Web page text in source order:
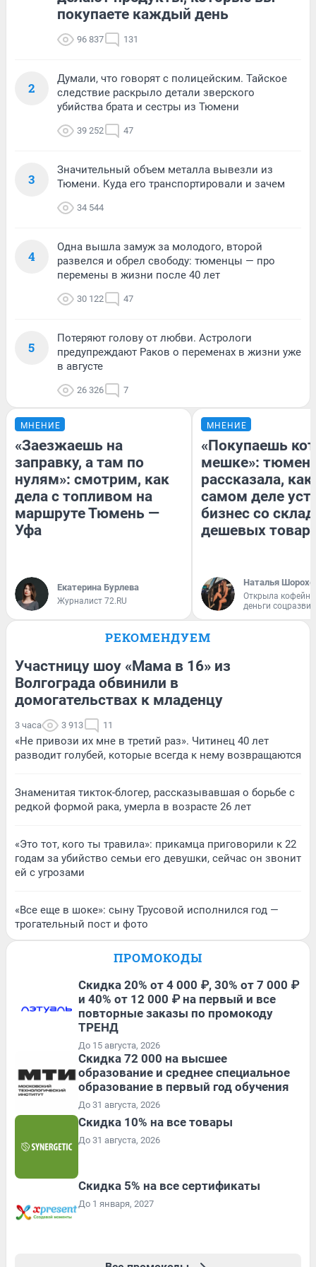
покупаете каждый день
96 837 131
2
Думали, что говорят с полицейским. Тайское
следствие раскрыло детали зверского
убийства брата и сестры из Тюмени
39 252 47
3
Значительный объем металла вывезли из
Тюмени. Куда его транспортировали и зачем
34 544
4
Одна вышла замуж за молодого, второй
развелся и обрел свободу: тюменцы — про
перемены в жизни после 40 лет
30 122 47
5
Потеряют голову от любви. Астрологи
предупреждают Раков о переменах в жизни уже
в августе
26 326 7
МНЕНИЕ
«Заезжаешь на
заправку, а там по
нулям»: смотрим, как
дела с топливом на
маршруте Тюмень —
Уфа
Екатерина Бурлева
Журналист 72.RU
МНЕНИЕ
«Покупаешь
мешке»:
рассказала, как
самом деле
бизнес со
дешевых
Наталья
Открыла
деньги
РЕКОМЕНДУЕМ
Участницу шоу «Мама в 16» из
Волгограда обвинили в
домогательствах к младенцу
3 часа 3 913 11
«Не привози их мне в третий раз». Читинец 40 лет
разводит голубей, которые всегда к нему возвращаются
Знаменитая тикток-блогер, рассказывавшая о борьбе с
редкой формой рака, умерла в возрасте 26 лет
«Это тот, кого ты травила»: прикамца приговорили к 22
годам за убийство семьи его девушки, сейчас он звонит
ей с угрозами
«Все еще в шоке»: сыну Трусовой исполнился год —
трогательный пост и фото
ПРОМОКОДЫ
Скидка 20% от 4 000 ₽, 30% от 7 000 ₽
и 40% от 12 000 ₽ на первый и все
повторные заказы по промокоду
ТРЕНД
До 15 августа, 2026
Скидка 72 000 на высшее
образование и среднее специальное
образование в первый год обучения
До 31 августа, 2026
Скидка 10% на все товары
До 31 августа, 2026
Скидка 5% на все сертификаты
До 1 января, 2027